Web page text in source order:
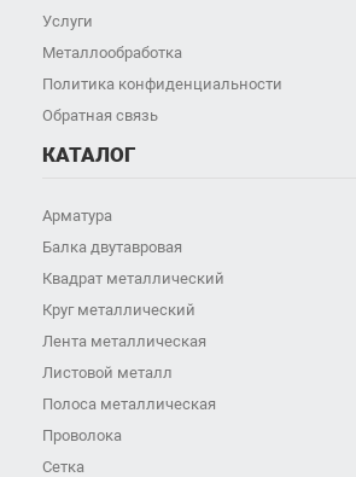
Услуги
Металлообработка
Политика конфиденциальности
Обратная связь
КАТАЛОГ
Арматура
Балка двутавровая
Квадрат металлический
Круг металлический
Лента металлическая
Листовой металл
Полоса металлическая
Проволока
Сетка